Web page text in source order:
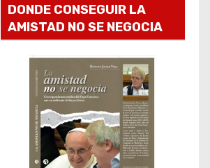
DONDE CONSEGUIR LA
AMISTAD NO SE NEGOCIA